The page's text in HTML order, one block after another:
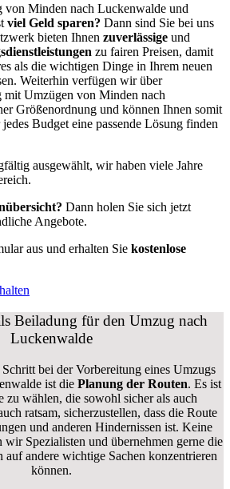
von Minden nach Luckenwalde und
viel Geld sparen? Dann sind Sie bei uns
bieten Ihnen zuverlässige und
zu fairen Preisen, damit
als die wichtigen Dinge in Ihrem neuen
Weiterhin verfügen wir über
mit Umzügen von Minden nach
Größenordnung und können Ihnen somit
Budget eine passende Lösung finden
ausgewählt, wir haben viele Jahre
Dann holen Sie sich jetzt
Angebote.
aus und erhalten Sie kostenlose
Beiladung für den Umzug nach
Luckenwalde
bei der Vorbereitung eines Umzugs
ist die Planung der Routen. Es ist
zu wählen, die sowohl sicher als auch
ratsam, sicherzustellen, dass die Route
und anderen Hindernissen ist. Keine
wir Spezialisten und übernehmen gerne die
auf andere wichtige Sachen konzentrieren
können.